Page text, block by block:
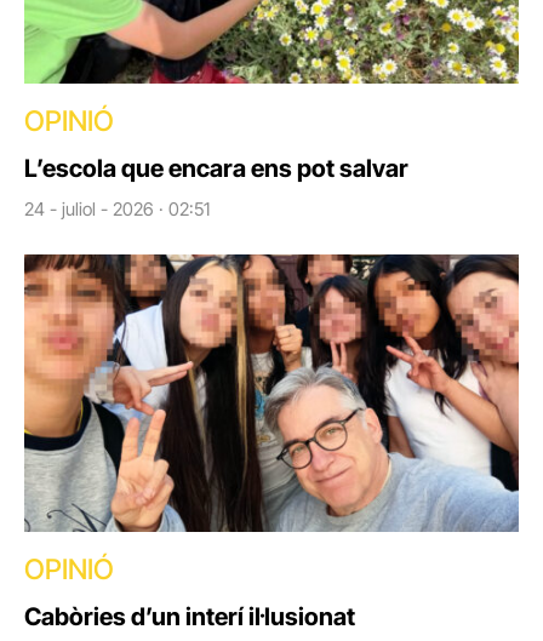
OPINIÓ
L’escola que encara ens pot salvar
24 - juliol - 2026 · 02:51
OPINIÓ
Cabòries d’un interí il·lusionat